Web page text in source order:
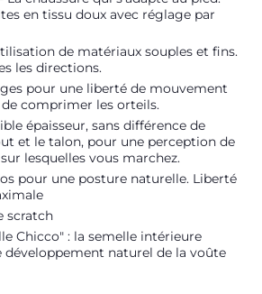
en tissu doux avec réglage par
de matériaux souples et fins.
les directions.
pour une liberté de mouvement
comprimer les orteils.
épaisseur, sans différence de
et le talon, pour une perception de
lesquelles vous marchez.
pour une posture naturelle. Liberté
scratch
Chicco" : la semelle intérieure
développement naturel de la voûte